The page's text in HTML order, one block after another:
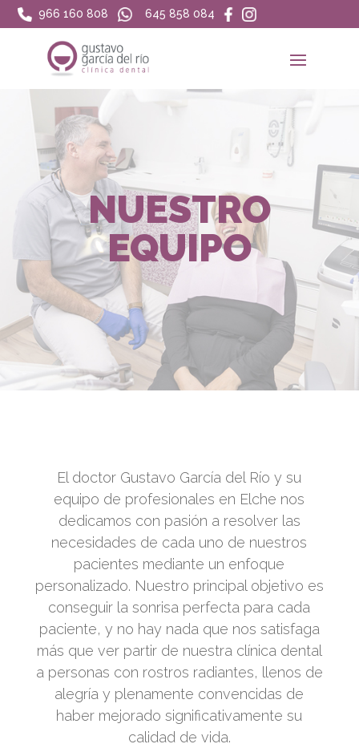
966 160 808 645 858 084
NUESTRO
EQUIPO
El doctor Gustavo García del Río y su
equipo de profesionales en Elche nos
dedicamos con pasión a resolver las
necesidades de cada uno de nuestros
pacientes mediante un enfoque
personalizado. Nuestro principal objetivo es
conseguir la sonrisa perfecta para cada
paciente, y no hay nada que nos satisfaga
más que ver partir de nuestra clínica dental
a personas con rostros radiantes, llenos de
alegría y plenamente convencidas de
haber mejorado significativamente su
calidad de vida.